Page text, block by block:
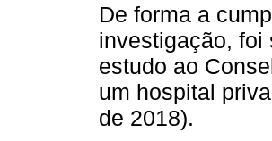
De forma a
investigação, foi
estudo ao
um hospital
de 2018).